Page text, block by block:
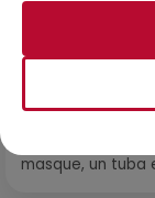
HÉRAULT,
SPOTS DE
masque, un tuba